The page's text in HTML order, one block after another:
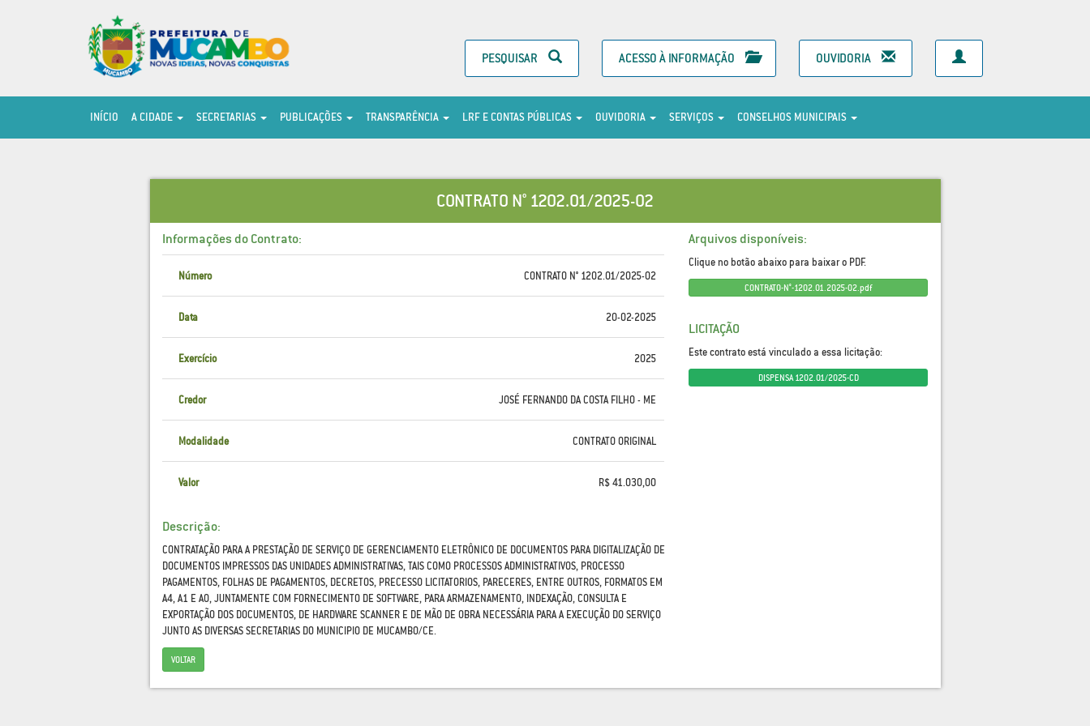
PESQUISAR ACESSO À INFORMAÇÃO OUVIDORIA
INÍCIO A CIDADE SECRETARIAS PUBLICAÇÕES TRANSPARÊNCIA LRF E CONTAS PÚBLICAS OUVIDORIA SERVIÇOS CONSELHOS MUNICIPAIS
CONTRATO N° 1202.01/2025-02
Informações do Contrato:
Número CONTRATO N° 1202.01/2025-02
Data 20-02-2025
Exercício 2025
Credor JOSÉ FERNANDO DA COSTA FILHO - ME
Modalidade CONTRATO ORIGINAL
Valor R$ 41.030,00
Descrição:
CONTRATAÇÃO PARA A PRESTAÇÃO DE SERVIÇO DE GERENCIAMENTO ELETRÔNICO DE DOCUMENTOS PARA DIGITALIZAÇÃO DE
DOCUMENTOS IMPRESSOS DAS UNIDADES ADMINISTRATIVAS, TAIS COMO PROCESSOS ADMINISTRATIVOS, PROCESSO
PAGAMENTOS, FOLHAS DE PAGAMENTOS, DECRETOS, PRECESSO LICITATORIOS, PARECERES, ENTRE OUTROS, FORMATOS EM
A4, A1 E A0, JUNTAMENTE COM FORNECIMENTO DE SOFTWARE, PARA ARMAZENAMENTO, INDEXAÇÃO, CONSULTA E
EXPORTAÇÃO DOS DOCUMENTOS, DE HARDWARE SCANNER E DE MÃO DE OBRA NECESSÁRIA PARA A EXECUÇÃO DO SERVIÇO
JUNTO AS DIVERSAS SECRETARIAS DO MUNICIPIO DE MUCAMBO/CE.
VOLTAR
Arquivos disponíveis:
Clique no botão abaixo para baixar o PDF.
CONTRATO-N°-1202.01.2025-02.pdf
LICITAÇÃO
Este contrato está vinculado a essa licitação:
DISPENSA 1202.01/2025-CD